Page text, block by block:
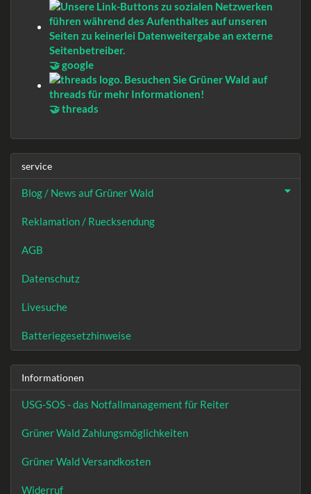
🤝 google
🤝 threads
service
Blog / News auf Grüner Wald
Reklamation / Ruecksendung
AGB
Datenschutz
Livesuche
Batteriegesetzhinweise
Informationen
USG-SOS - das Notfallmanagement für Reiter
Grüner Wald Zahlungsmöglichkeiten
Grüner Wald Versandkosten
Widerruf